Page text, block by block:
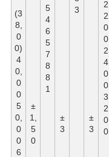
3
2
2
0
0
2
4
0
0
3
2
0
0
5
4
6
5
7
8
8
1
(3
8,
0
0)
4
0,
0
0
5
0,
0
0
6
±
1,
5
0
±
3
±
3